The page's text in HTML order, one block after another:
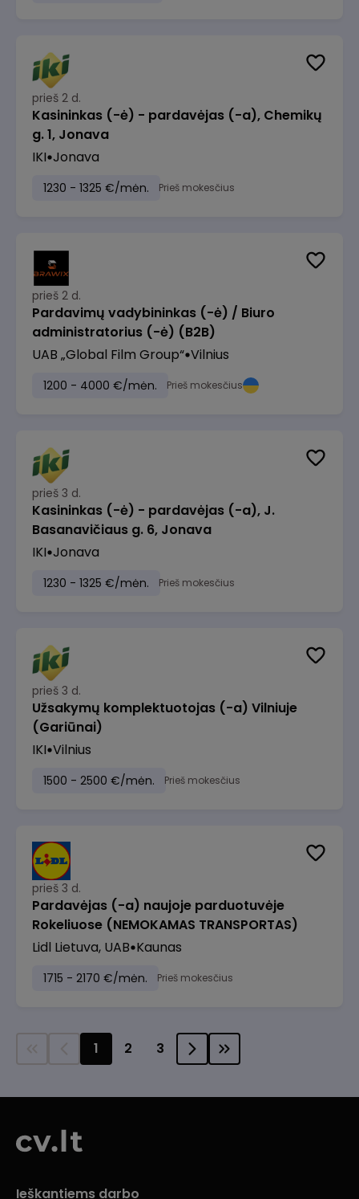
prieš 2 d.
Kasininkas (-ė) - pardavėjas (-a), Chemikų
g. 1, Jonava
IKI Jonava
1230 - 1325 €/mėn. Prieš mokesčius
prieš 2 d.
Pardavimų vadybininkas (-ė) / Biuro
administratorius (-ė) (B2B)
UAB „Global Film Group“ Vilnius
1200 - 4000 €/mėn. Prieš mokesčius
prieš 3 d.
Kasininkas (-ė) - pardavėjas (-a), J.
Basanavičiaus g. 6, Jonava
IKI Jonava
1230 - 1325 €/mėn. Prieš mokesčius
prieš 3 d.
Užsakymų komplektuotojas (-a) Vilniuje
(Gariūnai)
IKI Vilnius
1500 - 2500 €/mėn. Prieš mokesčius
prieš 3 d.
Pardavėjas (-a) naujoje parduotuvėje
Rokeliuose (NEMOKAMAS TRANSPORTAS)
Lidl Lietuva, UAB Kaunas
1715 - 2170 €/mėn. Prieš mokesčius
1 2 3
Ieškantiems darbo